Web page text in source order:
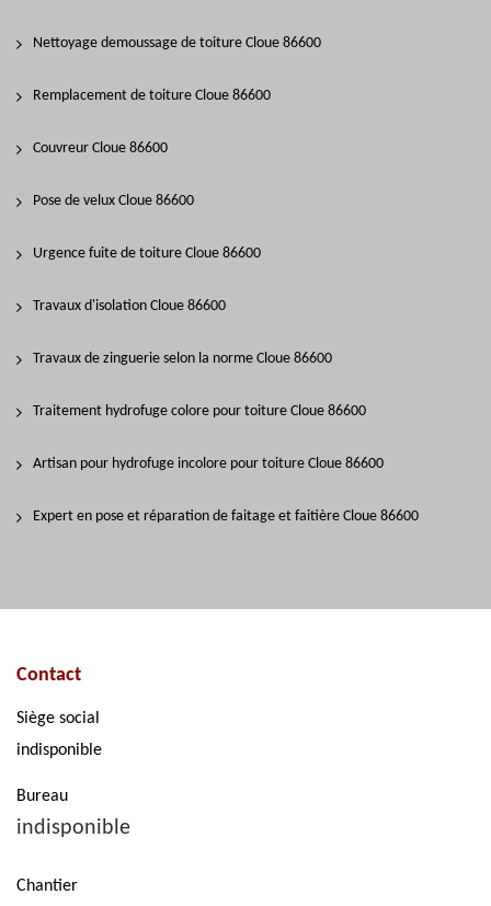
Nettoyage demoussage de toiture Cloue 86600
Remplacement de toiture Cloue 86600
Couvreur Cloue 86600
Pose de velux Cloue 86600
Urgence fuite de toiture Cloue 86600
Travaux d'isolation Cloue 86600
Travaux de zinguerie selon la norme Cloue 86600
Traitement hydrofuge colore pour toiture Cloue 86600
Artisan pour hydrofuge incolore pour toiture Cloue 86600
Expert en pose et réparation de faitage et faitière Cloue 86600
Contact
Siège social
indisponible
Bureau
indisponible
Chantier